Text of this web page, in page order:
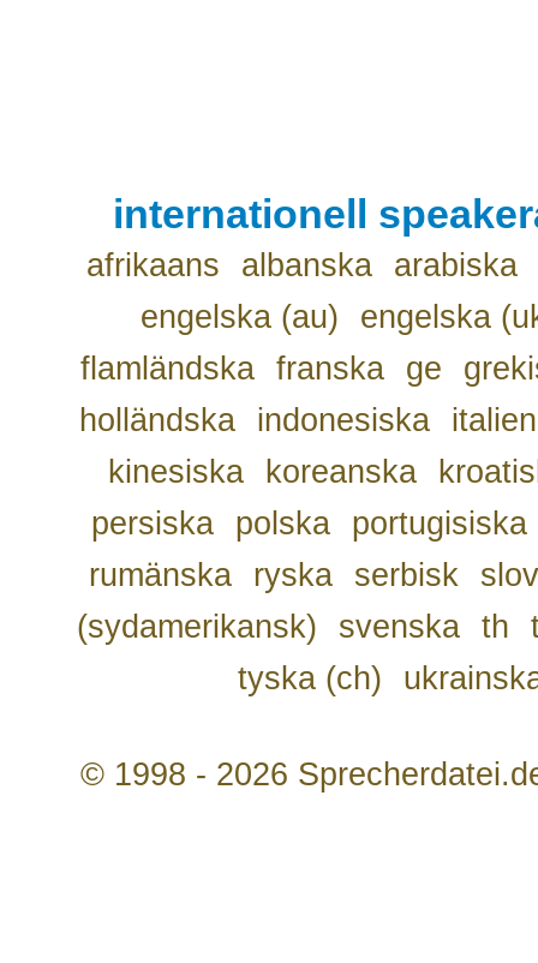
internationell
afrikaans albanska
arabiska
engelska (au)
engelska
flamländska franska ge
holländska
indonesiska
kinesiska
koreanska
persiska
polska
portugisiska
rumänska
ryska serbisk
(sydamerikansk)
svenska th
tyska (ch)
© 1998 - 2026